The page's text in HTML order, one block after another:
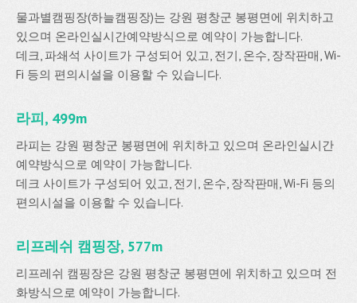
물과별캠핑장(하늘캠핑장)는 강원 평창군 봉평면에 위치하고
있으며 온라인실시간예약방식으로 예약이 가능합니다.
데크, 파쇄석 사이트가 구성되어 있고, 전기, 온수, 장작판매, Wi-
Fi 등의 편의시설을 이용할 수 있습니다.
라피, 499m
라피는 강원 평창군 봉평면에 위치하고 있으며 온라인실시간
예약방식으로 예약이 가능합니다.
데크 사이트가 구성되어 있고, 전기, 온수, 장작판매, Wi-Fi 등의
편의시설을 이용할 수 있습니다.
리프레쉬 캠핑장, 577m
리프레쉬 캠핑장은 강원 평창군 봉평면에 위치하고 있으며 전
화방식으로 예약이 가능합니다.